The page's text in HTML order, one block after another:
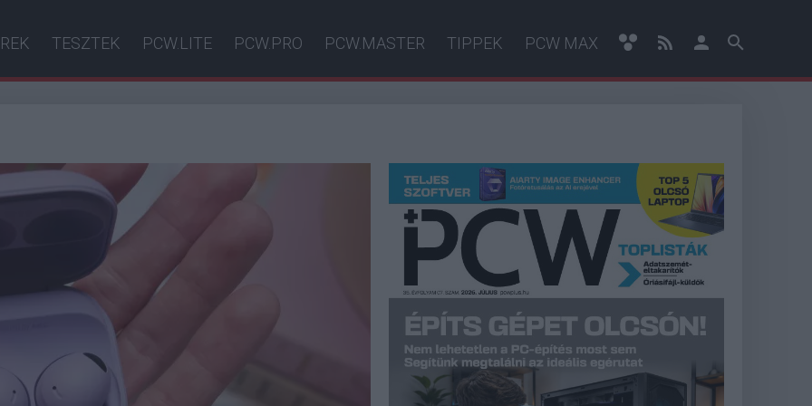
TESZTEK PCW.LITE PCW.PRO PCW.MASTER TIPPEK PCW MAX